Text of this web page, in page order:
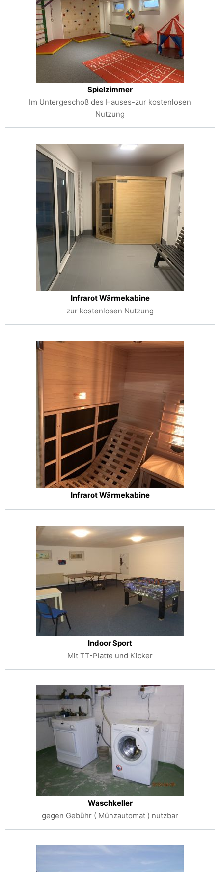
Spielzimmer
Im Untergeschoß des Hauses-zur kostenlosen
Nutzung
Infrarot Wärmekabine
zur kostenlosen Nutzung
Infrarot Wärmekabine
Indoor Sport
Mit TT-Platte und Kicker
Waschkeller
gegen Gebühr ( Münzautomat ) nutzbar